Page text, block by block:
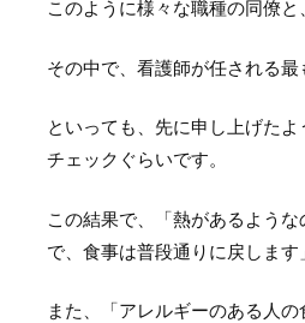
このように様々な職種の同僚
その中で、看護師が任される最
といっても、先に申し上げた
チェックぐらいです。
この結果で、「熱があるよう
で、食事は普段通りに戻します
また、「アレルギーのある人